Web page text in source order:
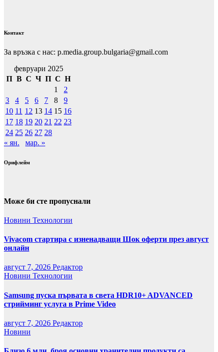
Контакт
За връзка с нас: p.media.group.bulgaria@gmail.com
февруари 2025
П В С Ч П С Н
1
2
3
4 5 6 7 8
9
10 11 12 13 14 15 16
17 18 19 20 21 22 23
24 25 26 27 28
« ян.
мар. »
Орифлейм
Може би сте пропуснали
Новини Технологии
Vivacom стартира с изненадващи Шок оферти през август
онлайн
август 7, 2026 Редактор
Новини Технологии
Samsung пуска първата в света HDR10+ ADVANCED
стрийминг услуга в Prime Video
август 7, 2026 Редактор
Новини